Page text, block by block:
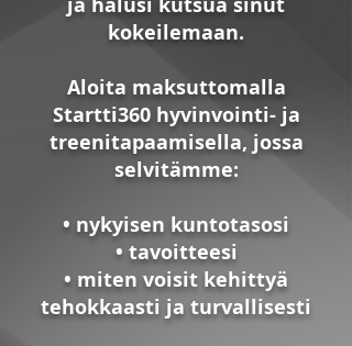
kokeilemaan.
Aloita maksuttomalla
Startti360 hyvinvointi- ja
treenitapaamisella, jossa
selvitämme:
• nykyisen kuntotasosi
• tavoitteesi
• miten voisit kehittyä
tehokkaasti ja turvallisesti